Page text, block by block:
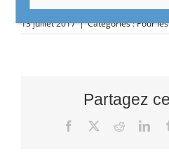
13 juillet 2017 | Catégories :Pour
Partagez
Facebook Reddit